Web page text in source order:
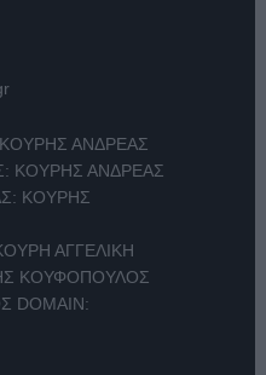
ΑΝΔΡΕΑΣ
ΚΟΥΡΗΣ ΑΝΔΡΕΑΣ
ΚΟΥΡΗΣ
ΑΓΓΕΛΙΚΗ
ΚΟΥΦΟΠΟΥΛΟΣ
DOMAIN: